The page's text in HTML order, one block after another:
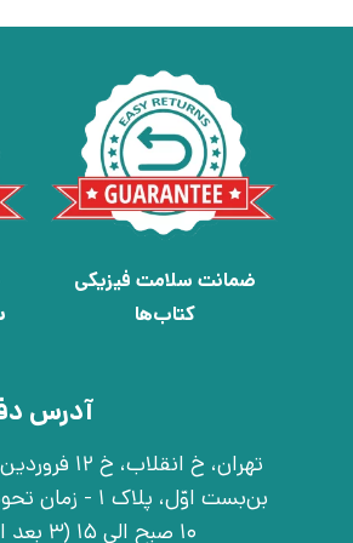
ضمانت سلامت فیزیکی
کتاب‌ها
آدرس
بن‌بست اوّل،
10 صبح الی 15 (3 بعد از ظهر) - قبل از تشریف آوردن تماس بگیرید